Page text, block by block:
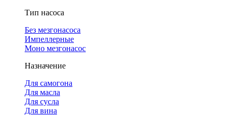
Тип насоса
Без мезгонасоса
Импеллерные
Моно мезгонасос
Назначение
Для самогона
Для масла
Для сусла
Для вина